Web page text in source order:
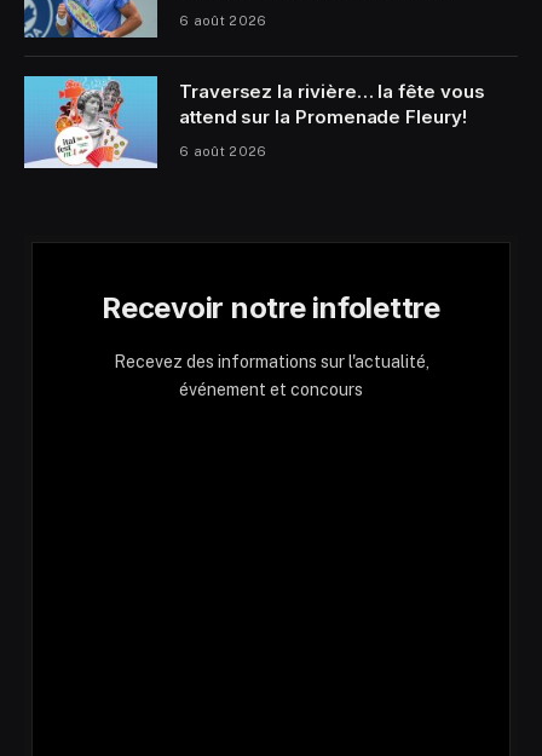
6 août 2026
Traversez la rivière… la fête vous
attend sur la Promenade Fleury!
6 août 2026
Recevoir notre infolettre
Recevez des informations sur l'actualité,
événement et concours